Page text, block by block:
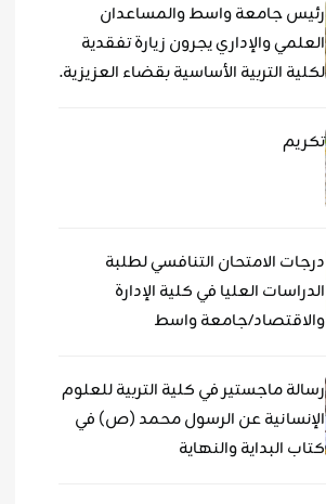
رئيس جامعة واسط والمساعدان
العلمي والإداري يجرون زيارة تفقدية
لكلية التربية الأساسية بقضاء العزيزية.
تكريم
درجات الامتحان التنافسي لطلبة
الدراسات العليا في كلية الإدارة
والاقتصاد/جامعة واسط
رسالة ماجستير في كلية التربية للعلوم
الإنسانية عن الرسول محمد (ص) في
كتاب البداية والنهاية